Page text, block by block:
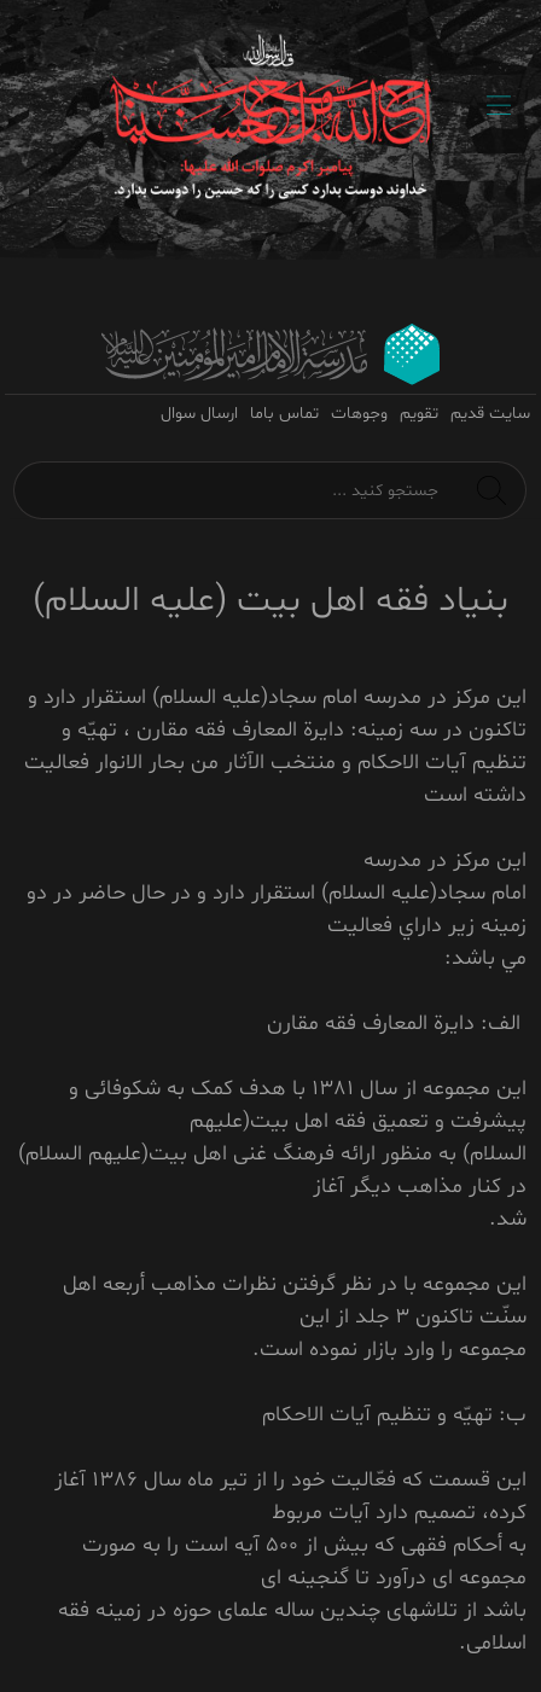
سایت قدیم تقویم وجوهات تماس باما ارسال سوال
بنياد فقه اهل بيت (عليه السلام)
اين مرکز در مدرسه امام سجاد(عليه السلام) استقرار دارد و
تاکنون در سه زمينه: دايرة المعارف فقه مقارن ، تهيّه و
تنظيم آيات الاحکام و منتخب الآثار من بحار الانوار فعاليت
داشته است
اين مرکز در مدرسه
امام سجاد(عليه السلام) استقرار دارد و در حال حاضر در دو
زمينه زير داراي فعاليت
مي باشد:
الف: دايرة المعارف فقه مقارن
اين مجموعه از سال 1381 با هدف کمک به شکوفائى و
پيشرفت و تعميق فقه اهل بيت(عليهم
السلام) به منظور ارائه فرهنگ غنى اهل بيت(عليهم السلام)
در کنار مذاهب ديگر آغاز
شد.
اين مجموعه با در نظر گرفتن نظرات مذاهب أربعه اهل
سنّت تاکنون 3 جلد از اين
مجموعه را وارد بازار نموده است.
ب: تهيّه و تنظيم آيات الاحکام
اين قسمت که فعّاليت خود را از تير ماه سال 1386 آغاز
کرده، تصميم دارد آيات مربوط
به أحکام فقهى که بيش از 500 آيه است را به صورت
مجموعه اى درآورد تا گنجينه اى
باشد از تلاشهاى چندين ساله علماى حوزه در زمينه فقه
اسلامى.